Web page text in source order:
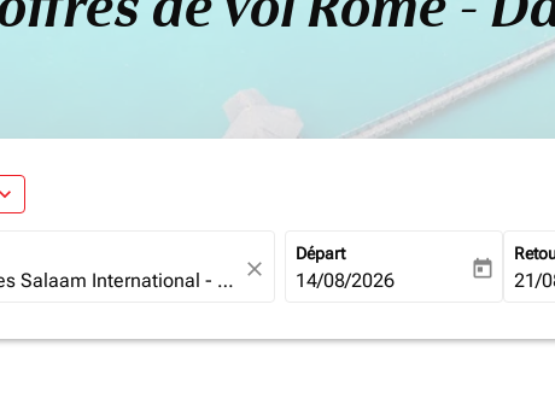
expand_more
close
Départ
fc-booking-departure-date-
14/08/2026 today fc-
21/